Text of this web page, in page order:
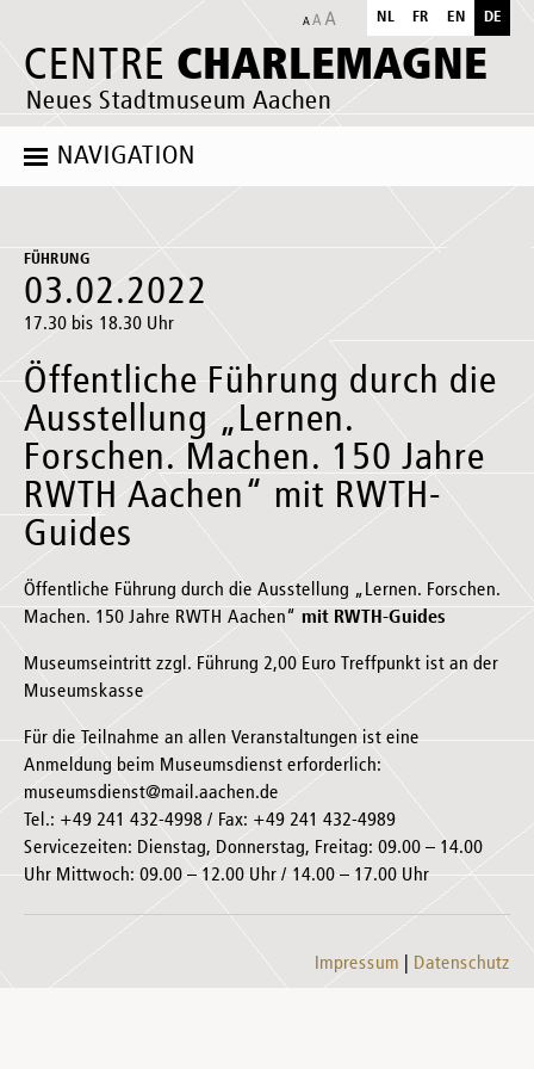
CENTRE CHARLEMAGNE
Neues Stadtmuseum Aachen
NL FR EN DE
NAVIGATION
FÜHRUNG
03.02.2022
17.30 bis 18.30 Uhr
Öffentliche Führung durch die
Ausstellung „Lernen.
Forschen. Machen. 150 Jahre
RWTH Aachen“ mit RWTH-
Guides
Öffentliche Führung durch die Ausstellung „Lernen. Forschen.
Machen. 150 Jahre RWTH Aachen“ mit RWTH-Guides
Museumseintritt zzgl. Führung 2,00 Euro Treffpunkt ist an der
Museumskasse
Für die Teilnahme an allen Veranstaltungen ist eine
Anmeldung beim Museumsdienst erforderlich:
museumsdienst@mail.aachen.de
Tel.: +49 241 432-4998 / Fax: +49 241 432-4989
Servicezeiten: Dienstag, Donnerstag, Freitag: 09.00 – 14.00
Uhr Mittwoch: 09.00 – 12.00 Uhr / 14.00 – 17.00 Uhr
Impressum Datenschutz